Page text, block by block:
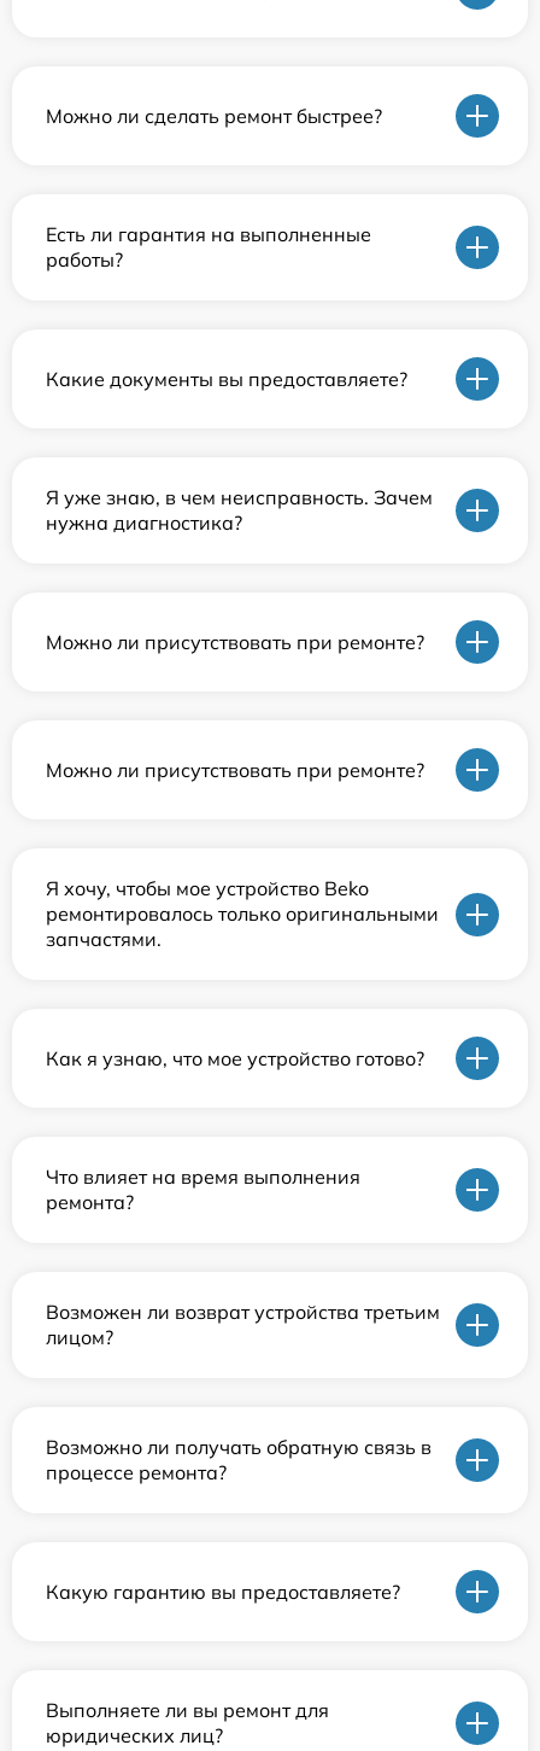
Можно ли сделать ремонт быстрее?
Есть ли гарантия на выполненные
работы?
Какие документы вы предоставляете?
Я уже знаю, в чем неисправность. Зачем
нужна диагностика?
Можно ли присутствовать при ремонте?
Можно ли присутствовать при ремонте?
Я хочу, чтобы мое устройство Beko
ремонтировалось только оригинальными
запчастями.
Как я узнаю, что мое устройство готово?
Что влияет на время выполнения
ремонта?
Возможен ли возврат устройства третьим
лицом?
Возможно ли получать обратную связь в
процессе ремонта?
Какую гарантию вы предоставляете?
Выполняете ли вы ремонт для
юридических лиц?